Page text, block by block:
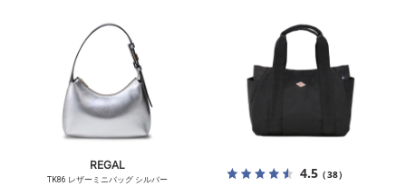
REGAL
TK86 レザーミニバッグ シルバー 4.5（38）